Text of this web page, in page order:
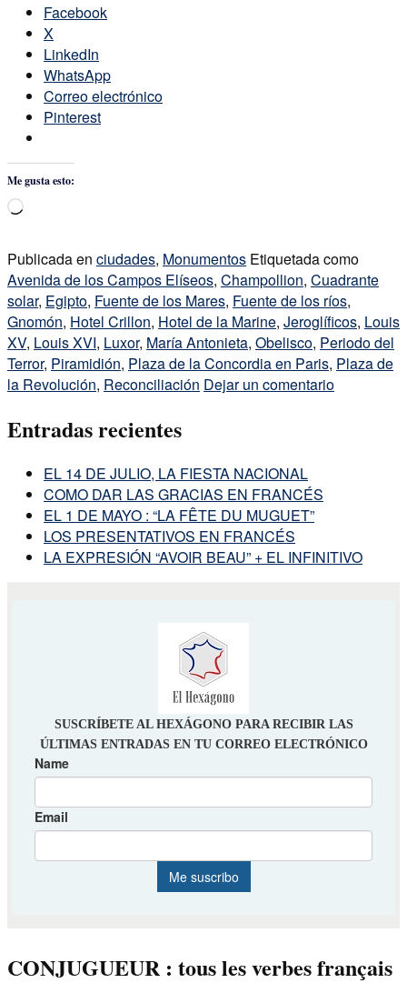
Facebook
X
LinkedIn
WhatsApp
Correo electrónico
Pinterest
Me gusta esto:
Cargando...
Publicada en ciudades, Monumentos Etiquetada como
Avenida de los Campos Elíseos, Champollion, Cuadrante
solar, Egipto, Fuente de los Mares, Fuente de los ríos,
Gnomón, Hotel Crillon, Hotel de la Marine, Jeroglíficos, Louis
XV, Louis XVI, Luxor, María Antonieta, Obelisco, Periodo del
Terror, Piramidión, Plaza de la Concordia en Paris, Plaza de
la Revolución, Reconciliación Dejar un comentario
Entradas recientes
EL 14 DE JULIO, LA FIESTA NACIONAL
COMO DAR LAS GRACIAS EN FRANCÉS
EL 1 DE MAYO : “LA FÊTE DU MUGUET”
LOS PRESENTATIVOS EN FRANCÉS
LA EXPRESIÓN “AVOIR BEAU” + EL INFINITIVO
CONJUGUEUR : tous les verbes français